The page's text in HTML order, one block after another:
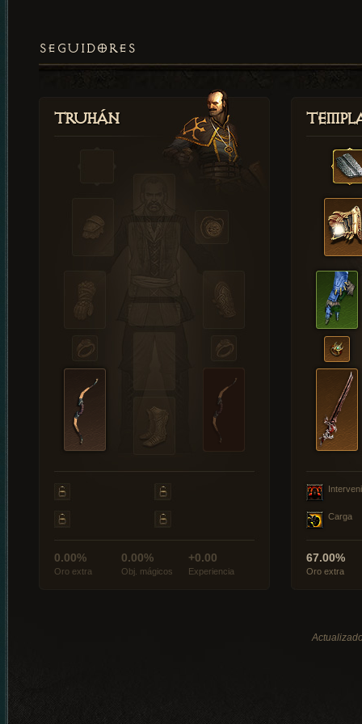
SEGUIDORES
Truhán
0.00%
Oro extra
0.00%
Obj. mágicos
+0.00
Experiencia
Carga
67.00%
Oro extra